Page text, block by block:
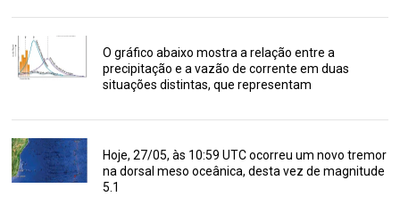
O gráfico abaixo mostra a relação entre a
precipitação e a vazão de corrente em duas
situações distintas, que representam
Hoje, 27/05, às 10:59 UTC ocorreu um novo tremor
na dorsal meso oceânica, desta vez de magnitude
5.1